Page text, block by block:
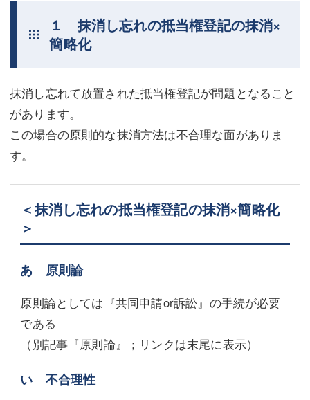
交通事故
商業登記
調査・書面作成
マスコミ取材・実績
アクセス
東京事務所 (新宿・四谷)
埼玉事務所 (さいたま市)
川口事務所（埼玉県川口市）
不動産登記
調査・書面作成
債務整理
マスコミ取材・実績
アクセス
東京事務所 (新宿・四谷)
埼玉事務所 (さいたま市)
川口事務所（埼玉県川口市）
お問い合せフォーム
１ 抹消し忘れの抵当権登記の抹消×
簡略化
抹消し忘れて放置された抵当権登記が問題となること
があります。
この場合の原則的な抹消方法は不合理な面がありま
す。
＜抹消し忘れの抵当権登記の抹消×簡略化
＞
あ 原則論
原則論としては『共同申請or訴訟』の手続が必要
である
（別記事『原則論』；リンクは末尾に表示）
い 不合理性